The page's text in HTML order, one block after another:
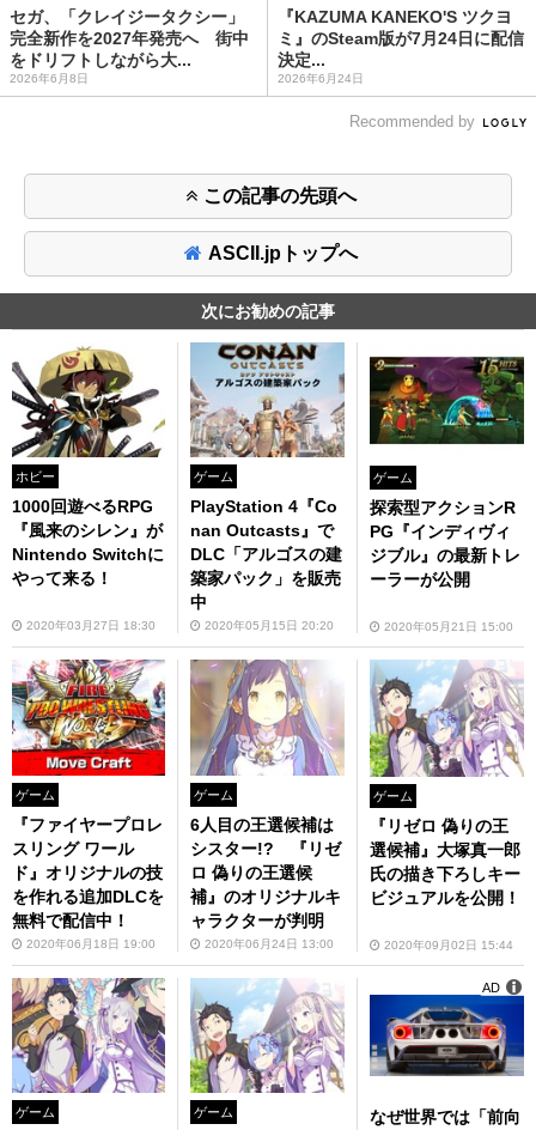
セガ、「クレイジータクシー」
完全新作を2027年発売へ 街中
をドリフトしながら大...
2026年6月8日
『KAZUMA KANEKO'S ツクヨ
ミ』のSteam版が7月24日に配信
決定...
2026年6月24日
Recommended by
この記事の先頭へ
ASCII.jpトップへ
次にお勧めの記事
ホビー
1000回遊べるRPG
『風来のシレン』が
Nintendo Switchに
やって来る！
2020年03月27日 18:30
ゲーム
PlayStation 4『Co
nan Outcasts』で
DLC「アルゴスの建
築家パック」を販売
中
2020年05月15日 20:20
ゲーム
探索型アクションR
PG『インディヴィ
ジブル』の最新トレ
ーラーが公開
2020年05月21日 15:00
ゲーム
『ファイヤープロレ
スリング ワール
ド』オリジナルの技
を作れる追加DLCを
無料で配信中！
2020年06月18日 19:00
ゲーム
6人目の王選候補は
シスター!? 『リゼ
ロ 偽りの王選候
補』のオリジナルキ
ャラクターが判明
2020年06月24日 13:00
ゲーム
『リゼロ 偽りの王
選候補』大塚真一郎
氏の描き下ろしキー
ビジュアルを公開！
2020年09月02日 15:44
ゲーム ゲーム
なぜ世界では「前向
AD